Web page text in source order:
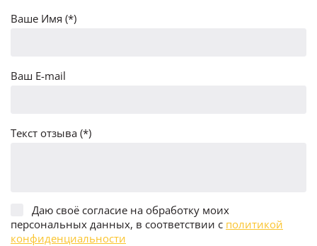
Ваше Имя (*)
Ваш E-mail
Текст отзыва (*)
Даю своё согласие на обработку моих
персональных данных, в соответствии с политикой
конфиденциальности